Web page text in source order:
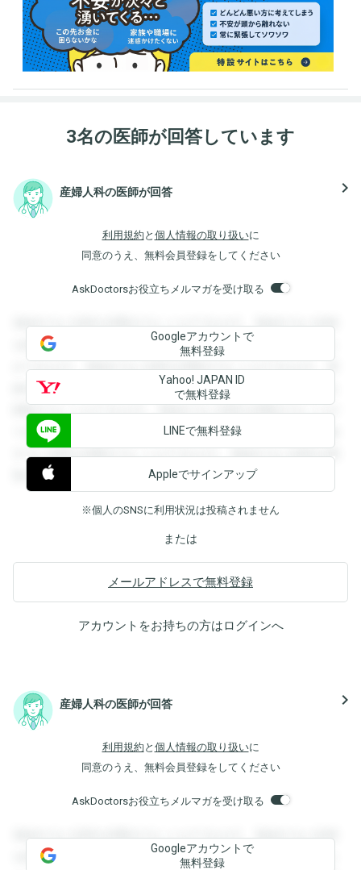
3名の医師が回答しています
産婦人科の医師が回答 navigate_next
利用規約 と 個人情報の取り扱いに
同意のうえ、無料会員登録をしてください
AskDoctorsお役立ちメルマガを受け取る
登録すると回答を閲覧することができます。登録すると回答
を閲覧することができます。登録すると回答を閲覧すること
ができます。登録すると回答を閲覧することができます。登
録すると回答を閲覧することができます。登録すると回答を
閲覧することができます。登録すると回答を閲覧することが
できます。登録すると回答を閲覧することができます。登録
すると回答を閲覧することができます。登録すると回答を閲
覧することができます。
Googleアカウントで
無料登録
Yahoo! JAPAN ID
で無料登録
LINEで無料登録
Appleでサインアップ
※個人のSNSに利用状況は投稿されません
または
メールアドレスで無料登録
アカウントをお持ちの方はログインへ
産婦人科の医師が回答 navigate_next
利用規約 と 個人情報の取り扱いに
同意のうえ、無料会員登録をしてください
AskDoctorsお役立ちメルマガを受け取る
登録すると回答を閲覧することができます。登録すると回答
を閲覧することができます。登録すると回答を閲覧すること
Googleアカウントで
無料登録